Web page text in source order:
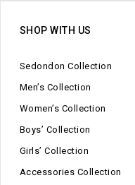
SHOP WITH US
Sedondon Collection
Men’s Collection
Women’s Collection
Boys’ Collection
Girls’ Collection
Accessories Collection